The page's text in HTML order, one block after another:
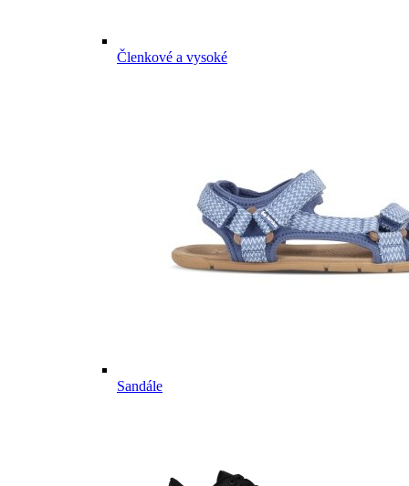
Členkové a vysoké
Sandále